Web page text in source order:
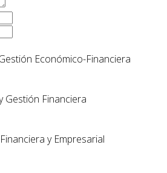
Económico-Financiera
Gestión Financiera
y Empresarial